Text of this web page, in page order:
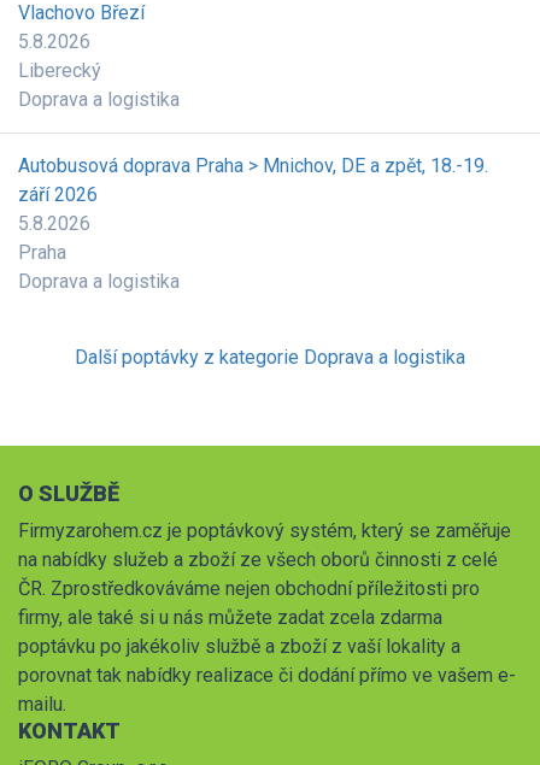
Vlachovo Březí
5.8.2026
Liberecký
Doprava a logistika
Autobusová doprava Praha > Mnichov, DE a zpět, 18.-19.
září 2026
5.8.2026
Praha
Doprava a logistika
Další poptávky z kategorie Doprava a logistika
O SLUŽBĚ
Firmyzarohem.cz je poptávkový systém, který se zaměřuje
na nabídky služeb a zboží ze všech oborů činnosti z celé
ČR. Zprostředkováváme nejen obchodní příležitosti pro
firmy, ale také si u nás můžete zadat zcela zdarma
poptávku po jakékoliv službě a zboží z vaší lokality a
porovnat tak nabídky realizace či dodání přímo ve vašem e-
mailu.
KONTAKT